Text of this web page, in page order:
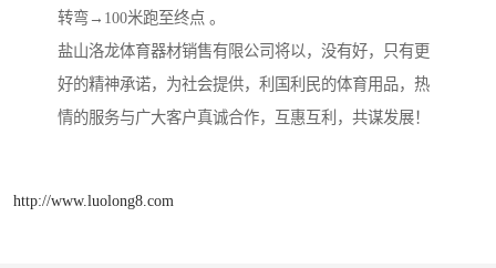
转弯→100米跑至终点 。
盐山洛龙体育器材销售有限公司将以，没有好，只有更
好的精神承诺，为社会提供，利国利民的体育用品，热
情的服务与广大客户真诚合作，互惠互利，共谋发展！
http://www.luolong8.com